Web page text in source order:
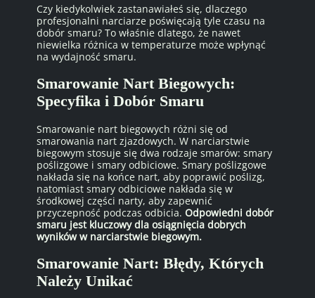
Czy kiedykolwiek zastanawiałeś się, dlaczego
profesjonalni narciarze poświęcają tyle czasu na
dobór smaru? To właśnie dlatego, że nawet
niewielka różnica w temperaturze może wpłynąć
na wydajność smaru.
Smarowanie Nart Biegowych:
Specyfika i Dobór Smaru
Smarowanie nart biegowych różni się od
smarowania nart zjazdowych. W narciarstwie
biegowym stosuje się dwa rodzaje smarów: smary
poślizgowe i smary odbiciowe. Smary poślizgowe
nakłada się na końce nart, aby poprawić poślizg,
natomiast smary odbiciowe nakłada się w
środkowej części narty, aby zapewnić
przyczepność podczas odbicia. Odpowiedni dobór
smaru jest kluczowy dla osiągnięcia dobrych
wyników w narciarstwie biegowym.
Smarowanie Nart: Błędy, Których
Należy Unikać